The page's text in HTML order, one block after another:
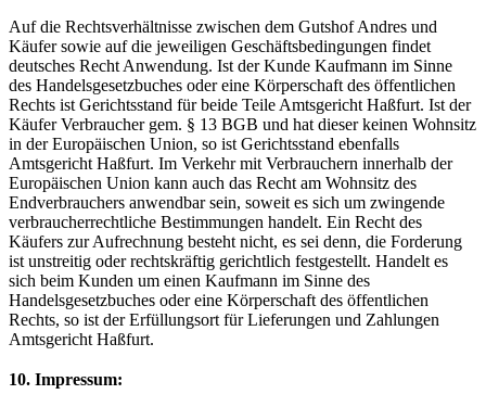
Auf die Rechtsverhältnisse zwischen dem Gutshof Andres und
Käufer sowie auf die jeweiligen Geschäftsbedingungen findet
deutsches Recht Anwendung. Ist der Kunde Kaufmann im Sinne
des Handelsgesetzbuches oder eine Körperschaft des öffentlichen
Rechts ist Gerichtsstand für beide Teile Amtsgericht Haßfurt. Ist der
Käufer Verbraucher gem. § 13 BGB und hat dieser keinen Wohnsitz
in der Europäischen Union, so ist Gerichtsstand ebenfalls
Amtsgericht Haßfurt. Im Verkehr mit Verbrauchern innerhalb der
Europäischen Union kann auch das Recht am Wohnsitz des
Endverbrauchers anwendbar sein, soweit es sich um zwingende
verbraucherrechtliche Bestimmungen handelt. Ein Recht des
Käufers zur Aufrechnung besteht nicht, es sei denn, die Forderung
ist unstreitig oder rechtskräftig gerichtlich festgestellt. Handelt es
sich beim Kunden um einen Kaufmann im Sinne des
Handelsgesetzbuches oder eine Körperschaft des öffentlichen
Rechts, so ist der Erfüllungsort für Lieferungen und Zahlungen
Amtsgericht Haßfurt.
10. Impressum: